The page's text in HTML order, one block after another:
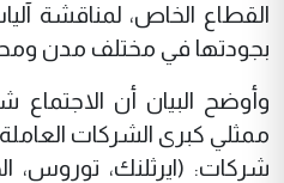
القطاع الخاص، لمناقشة
بجودتها في مختلف مدن
وأوضح البيان أن
ممثلي كبرى الشركات
شركات: (ايرثلنك، توروس،